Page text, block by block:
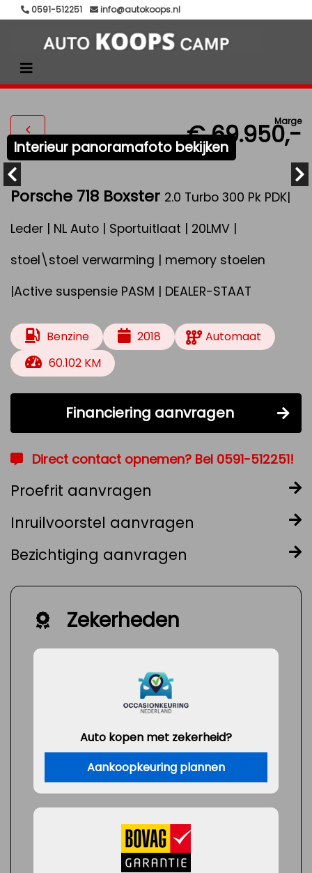
0591-512251 info@autokoops.nl
Marge
€ 69.950,-
Interieur panoramafoto bekijken
Porsche 718 Boxster 2.0 Turbo 300 Pk PDK|
Leder | NL Auto | Sportuitlaat | 20LMV |
stoel\stoel verwarming | memory stoelen
|Active suspensie PASM | DEALER-STAAT
Benzine 2018
Automaat
60.102 KM
Financiering aanvragen
Direct contact opnemen? Bel 0591-512251!
Proefrit aanvragen
Inruilvoorstel aanvragen
Bezichtiging aanvragen
Zekerheden
Auto kopen met zekerheid?
Aankoopkeuring plannen